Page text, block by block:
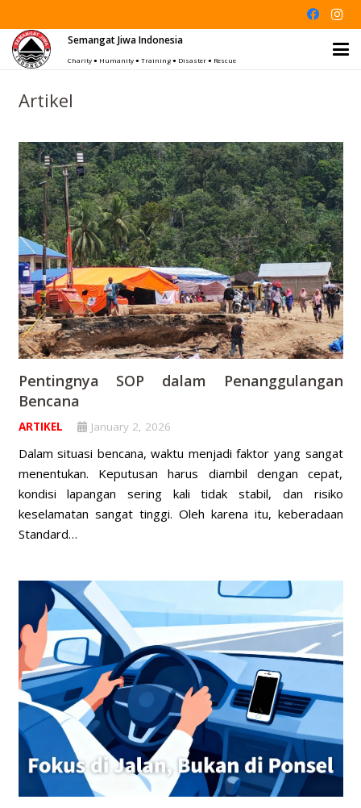
Semangat Jiwa Indonesia
Charity ● Humanity ● Training ● Disaster ● Rescue
Artikel
Pentingnya SOP dalam Penanggulangan
Bencana
ARTIKEL January 2, 2026
Dalam situasi bencana, waktu menjadi faktor yang sangat
menentukan. Keputusan harus diambil dengan cepat,
kondisi lapangan sering kali tidak stabil, dan risiko
keselamatan sangat tinggi. Oleh karena itu, keberadaan
Standard…